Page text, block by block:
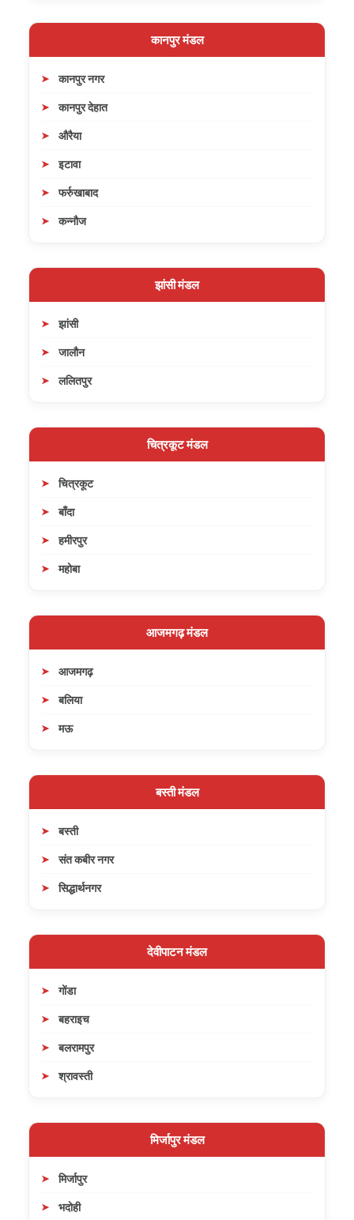
कानपुर मंडल
कानपुर नगर
कानपुर देहात
औरैया
इटावा
फर्रुखाबाद
कन्नौज
झांसी मंडल
झांसी
जालौन
ललितपुर
चित्रकूट मंडल
चित्रकूट
बाँदा
हमीरपुर
महोबा
आजमगढ़ मंडल
आजमगढ़
बलिया
मऊ
बस्ती मंडल
बस्ती
संत कबीर नगर
सिद्धार्थनगर
देवीपाटन मंडल
गोंडा
बहराइच
बलरामपुर
श्रावस्ती
मिर्जापुर मंडल
मिर्जापुर
भदोही